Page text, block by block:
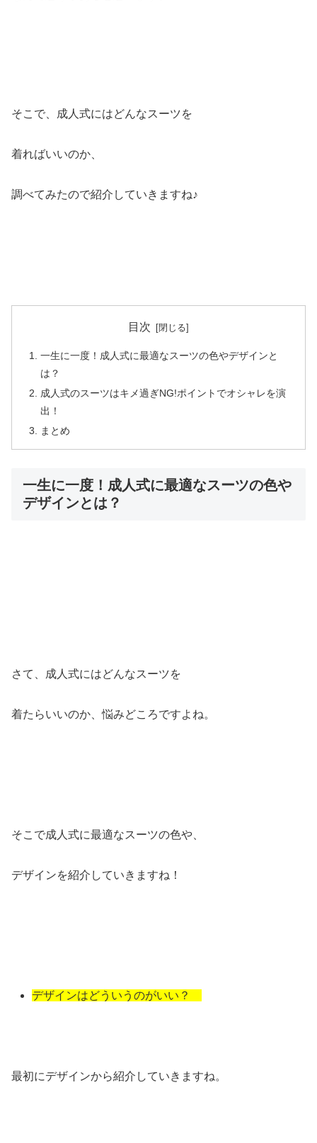
そこで、成人式にはどんなスーツを
着ればいいのか、
調べてみたので紹介していきますね♪
目次
一生に一度！成人式に最適なスーツの色やデザインと
は？
成人式のスーツはキメ過ぎNG!ポイントでオシャレを演
出！
まとめ
一生に一度！成人式に最適なスーツの色や
デザインとは？
さて、成人式にはどんなスーツを
着たらいいのか、悩みどころですよね。
そこで成人式に最適なスーツの色や、
デザインを紹介していきますね！
デザインはどういうのがいい？
最初にデザインから紹介していきますね。